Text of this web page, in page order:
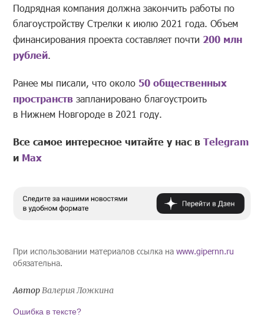
Подрядная компания должна закончить работы по
благоустройству Стрелки к июлю 2021 года. Объем
финансирования проекта составляет почти 200 млн
рублей.
Ранее мы писали, что около 50 общественных
пространств запланировано благоустроить
в Нижнем Новгороде в 2021 году.
Все самое интересное читайте у нас вTelegram
и Mах
При использовании материалов ссылка наwww.gipernn.ru
обязательна.
АвторВалерия Ложкина
Ошибка в тексте?